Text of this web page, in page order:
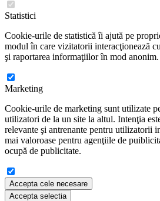
Statistici
Cookie-urile de statistică îi ajută pe
modul în care vizitatorii interacţionează
şi raportarea informaţiilor în mod anonim.
Marketing
Cookie-urile de marketing sunt utilizate
utilizatori de la un site la altul. Intenţia
relevante şi antrenante pentru utilizatorii
mai valoroase pentru agenţiile de
ocupă de publicitate.
Accepta cele necesare
Accepta selectia